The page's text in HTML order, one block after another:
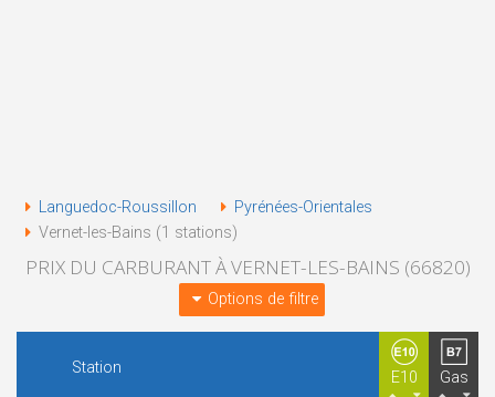
Languedoc-Roussillon
Pyrénées-Orientales
Vernet-les-Bains (1 stations)
PRIX DU CARBURANT À VERNET-LES-BAINS (66820)
Options de filtre
Station
E10 Gas